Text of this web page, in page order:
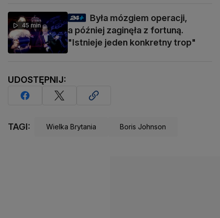
45 min
Była mózgiem operacji,
a później zaginęła z fortuną.
"Istnieje jeden konkretny trop"
UDOSTĘPNIJ:
TAGI: Wielka Brytania Boris Johnson